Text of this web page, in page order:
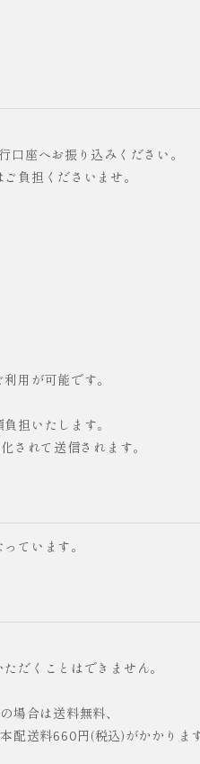
口座へお振り込みください。
負担くださいませ。
用が可能です。
担いたします。
されて送信されます。
ています。
だくことはできません。
場合は送料無料、
配送料660円(税込)がかかりま